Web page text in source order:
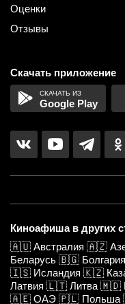
Оценки
Отзывы
Скачать приложение
Google Play
Киноафиша в других
🇦🇺 Австралия 🇦🇿
Беларусь 🇧🇬 Болгария
🇮🇸 Исландия 🇰🇿
Латвия 🇱🇹 Литва 🇲🇩
🇦🇪 ОАЭ 🇵🇱 Польша